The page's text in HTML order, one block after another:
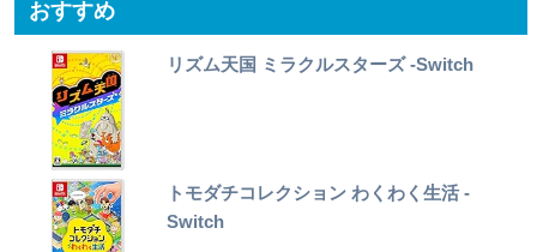
おすすめ
リズム天国 ミラクルスターズ -Switch
トモダチコレクション わくわく生活 -
Switch